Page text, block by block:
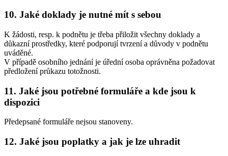
10. Jaké doklady je nutné mít s sebou
K žádosti, resp. k podnětu je třeba přiložit všechny doklady a
důkazní prostředky, které podporují tvrzení a důvody v podnětu
uváděné.
V případě osobního jednání je úřední osoba oprávněna požadovat
předložení průkazu totožnosti.
11. Jaké jsou potřebné formuláře a kde jsou k
dispozici
Předepsané formuláře nejsou stanoveny.
12. Jaké jsou poplatky a jak je lze uhradit